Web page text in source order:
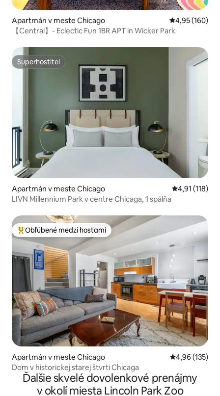
Apartmán v meste Chicago Priemerné
4,95 (160)
【Central】- Eclectic Fun 1BR APT in Wicker Park
Superhostiteľ
Superhostiteľ
Apartmán v meste Chicago Priemerné
4,91 (118)
LIVN Millennium Park v centre Chicaga, 1 spálňa
Najobľúbenejšie medzi hosťami
Obľúbené medzi hosťami
Apartmán v meste Chicago Priemerné
4,96 (135)
Dom v historickej starej štvrti Chicaga
Ďalšie skvelé dovolenkové prenájmy
v okolí miesta Lincoln Park Zoo